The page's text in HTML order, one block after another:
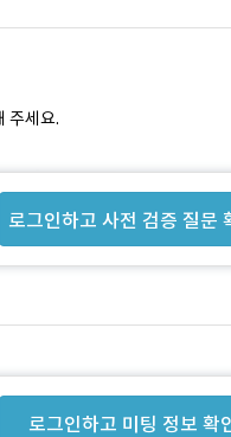
주세요.
로그인하고 사전 검증 질문
로그인하고 미팅 정보 확